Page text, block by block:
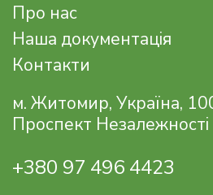
Про нас
Наша документація
Контакти
м. Житомир, Україна,
Проспект
+380 97 496 4423